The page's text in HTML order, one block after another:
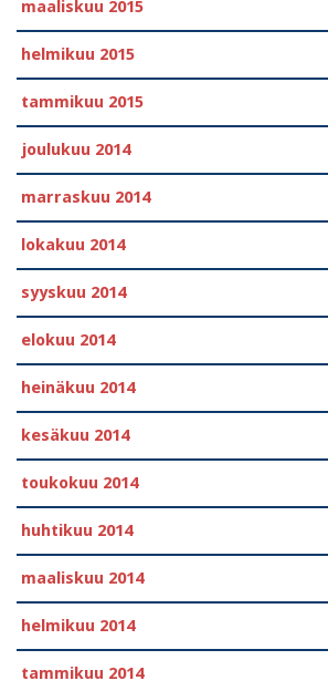
maaliskuu 2015
helmikuu 2015
tammikuu 2015
joulukuu 2014
marraskuu 2014
lokakuu 2014
syyskuu 2014
elokuu 2014
heinäkuu 2014
kesäkuu 2014
toukokuu 2014
huhtikuu 2014
maaliskuu 2014
helmikuu 2014
tammikuu 2014